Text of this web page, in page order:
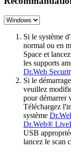
Si le système
normal ou en
Space et
les supports
Dr.Web
Si le
veuillez
pour démarrer
Téléchargez
système
Dr.Web®
USB
lancez le scan